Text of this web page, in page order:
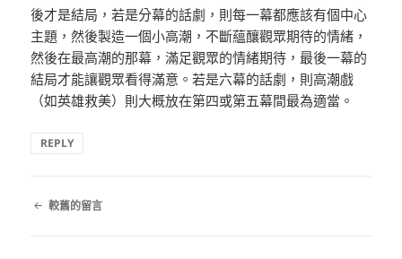
後才是結局，若是分幕的話劇，則每一幕都應該有個中心
主題，然後製造一個小高潮，不斷蘊釀觀眾期待的情緒，
然後在最高潮的那幕，滿足觀眾的情緒期待，最後一幕的
結局才能讓觀眾看得滿意。若是六幕的話劇，則高潮戲
（如英雄救美）則大概放在第四或第五幕間最為適當。
REPLY
留 較舊的留言